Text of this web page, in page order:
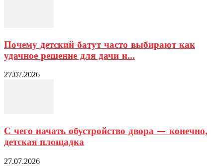
Почему детский батут часто выбирают как
удачное решение для дачи и...
27.07.2026
С чего начать обустройство двора — конечно,
детская площадка
27.07.2026